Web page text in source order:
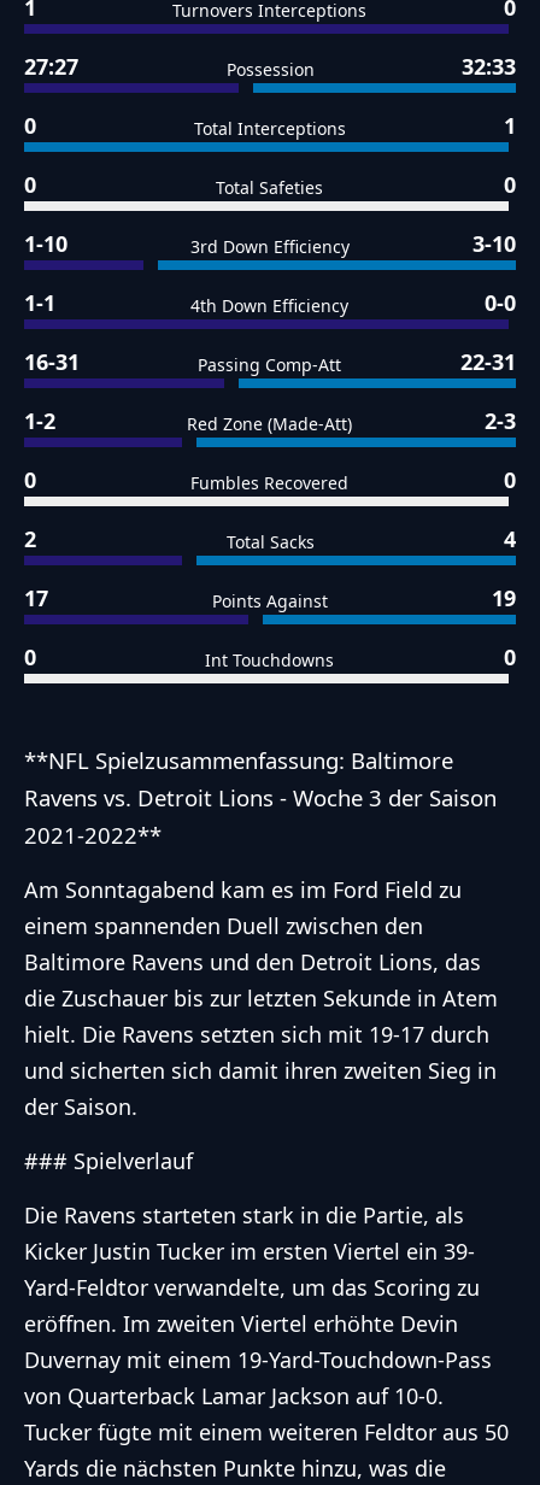
1 Turnovers Interceptions 0
27:27 Possession 32:33
0 Total Interceptions 1
0 Total Safeties 0
1-10 3rd Down Efficiency 3-10
1-1 4th Down Efficiency 0-0
16-31 Passing Comp-Att 22-31
1-2 Red Zone (Made-Att) 2-3
0 Fumbles Recovered 0
2 Total Sacks 4
17 Points Against 19
0 Int Touchdowns 0
**NFL Spielzusammenfassung: Baltimore
Ravens vs. Detroit Lions - Woche 3 der Saison
2021-2022**
Am Sonntagabend kam es im Ford Field zu
einem spannenden Duell zwischen den
Baltimore Ravens und den Detroit Lions, das
die Zuschauer bis zur letzten Sekunde in Atem
hielt. Die Ravens setzten sich mit 19-17 durch
und sicherten sich damit ihren zweiten Sieg in
der Saison.
### Spielverlauf
Die Ravens starteten stark in die Partie, als
Kicker Justin Tucker im ersten Viertel ein 39-
Yard-Feldtor verwandelte, um das Scoring zu
eröffnen. Im zweiten Viertel erhöhte Devin
Duvernay mit einem 19-Yard-Touchdown-Pass
von Quarterback Lamar Jackson auf 10-0.
Tucker fügte mit einem weiteren Feldtor aus 50
Yards die nächsten Punkte hinzu, was die